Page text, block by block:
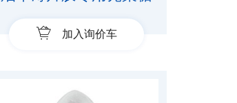
加入询价车